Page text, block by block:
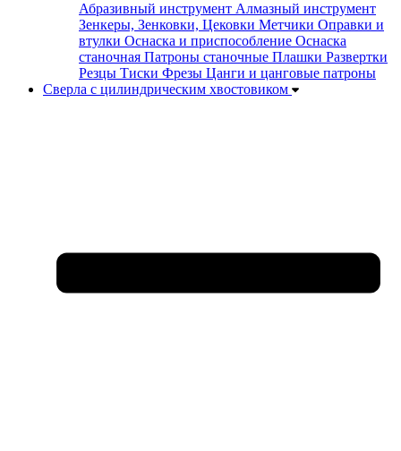
Абразивный инструмент Алмазный инструмент
Зенкеры, Зенковки, Цековки Метчики Оправки и
втулки Оснаска и приспособление Оснаска
станочная Патроны станочные Плашки Развертки
Резцы Тиски Фрезы Цанги и цанговые патроны
Сверла с цилиндрическим хвостовиком